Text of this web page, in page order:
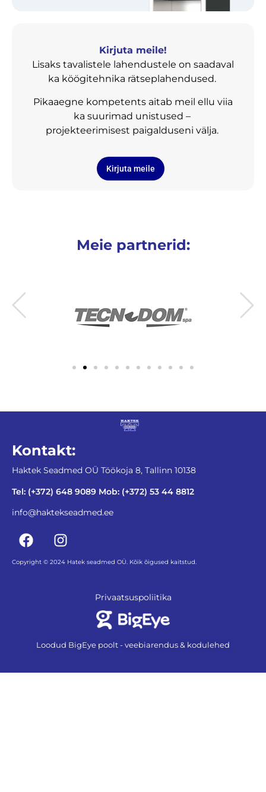
Kirjuta meile!
Lisaks tavalistele lahendustele on saadaval
ka köögitehnika rätseplahendused.
Pikaaegne kompetents aitab meil ellu viia
ka suurimad unistused –
projekteerimisest paigalduseni välja.
Kirjuta meile
Meie partnerid:
Kontakt:
Haktek Seadmed OÜ Töökoja 8, Tallinn 10138
Tel: (+372) 648 9089 Mob: (+372) 53 44 8812
info@haktekseadmed.ee
Copyright © 2024 Hatek seadmed OÜ. Kõik õigused kaitstud.
Privaatsuspoliitika
Loodud BigEye poolt - veebiarendus & kodulehed